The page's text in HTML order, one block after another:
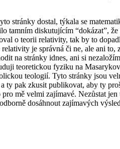
stránky dostal, týkala se
diskutujícím “dokázat”,
o teorii relativity, tak by to
je správná či ne, ale ani
na stránky idnes, ani si
teoretickou fyziku na
teologií. Tyto stránky jsou
pak zkusit publikovat, aby ty
mě velmi zajímavé. Nezůstat
dosáhnout zajímavých